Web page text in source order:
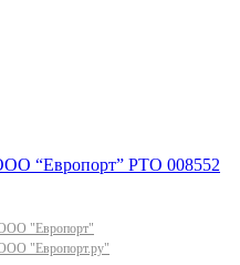
“Европорт” РТО 008552
ООО "Европорт"
ООО "Европорт.ру"